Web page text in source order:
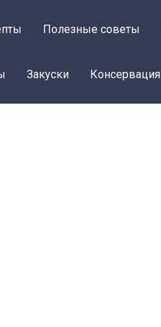
Полезные советы
Закуски Консервация